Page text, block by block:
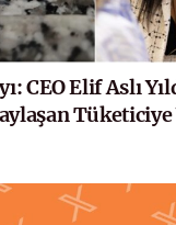
CEO Elif Aslı
Tüketiciye